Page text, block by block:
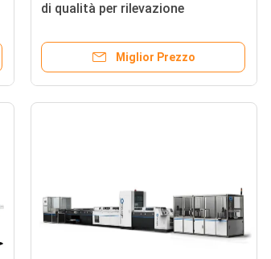
di qualità per rilevazione
sigaretta di E
Miglior Prezzo